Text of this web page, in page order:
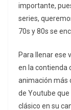
importante,
series,
70s y 80s se
Para llenar ese
en la contienda
animación más
de Youtube
clásico en su